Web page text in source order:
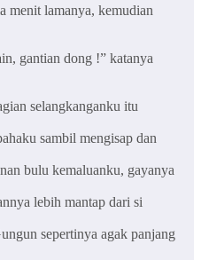
menit lamanya, kemudian
gantian dong !” katanya
selangkanganku itu
sambil mengisap dan
bulu kemaluanku, gayanya
lebih mantap dari si
sepertinya agak panjang